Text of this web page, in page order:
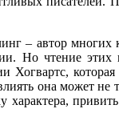
– автор многих
Но чтение
Хогвартс,
она может
привить